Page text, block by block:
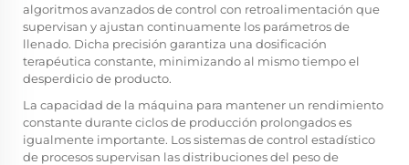
algoritmos avanzados de control con retroalimentación que
supervisan y ajustan continuamente los parámetros de
llenado. Dicha precisión garantiza una dosificación
terapéutica constante, minimizando al mismo tiempo el
desperdicio de producto.
La capacidad de la máquina para mantener un rendimiento
constante durante ciclos de producción prolongados es
igualmente importante. Los sistemas de control estadístico
de procesos supervisan las distribuciones del peso de